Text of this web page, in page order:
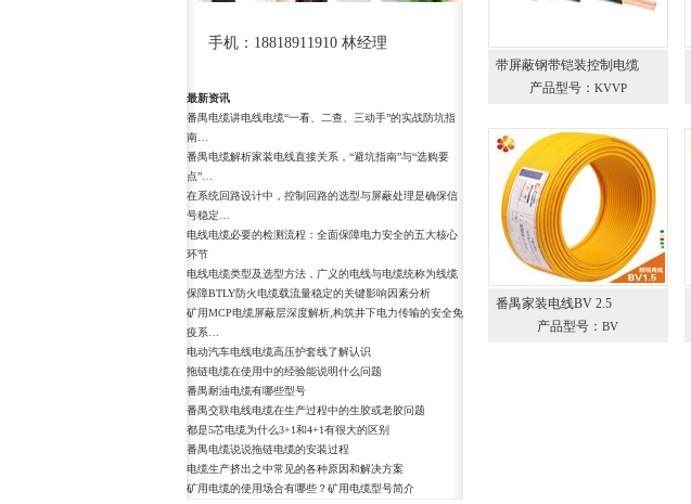
手机：18818911910 林经理
最新资讯
番禺电缆讲电线电缆“一看、二查、三动手”的实战防坑指
南…
番禺电缆解析家装电线直接关系，“避坑指南”与“选购要
点”…
在系统回路设计中，控制回路的选型与屏蔽处理是确保信
号稳定…
电线电缆必要的检测流程：全面保障电力安全的五大核心
环节
电线电缆类型及选型方法，广义的电线与电缆统称为线缆
保障BTLY防火电缆载流量稳定的关键影响因素分析
矿用MCP电缆屏蔽层深度解析,构筑井下电力传输的安全免
疫系…
电动汽车电线电缆高压护套线了解认识
拖链电缆在使用中的经验能说明什么问题
番禺耐油电缆有哪些型号
番禺交联电线电缆在生产过程中的生胶或老胶问题
都是5芯电缆为什么3+1和4+1有很大的区别
番禺电缆说说拖链电缆的安装过程
电缆生产挤出之中常见的各种原因和解决方案
矿用电缆的使用场合有哪些？矿用电缆型号简介
带屏蔽钢带铠装控制电缆
产品型号： KVVP
番禺家装电线BV 2.5
产品型号： BV